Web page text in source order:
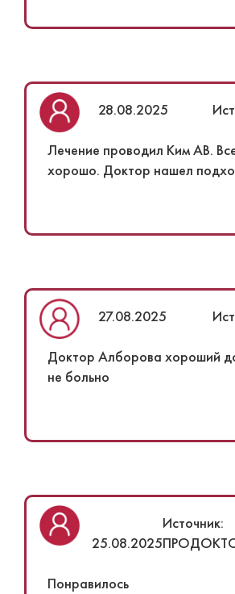
будет красота, пока
28.08.2025
Лечение проводил Ким АВ.
хорошо. Доктор нашел
27.08.2025
Доктор Алборова хороший
не больно
25.08.2025
Источник:
Понравилось